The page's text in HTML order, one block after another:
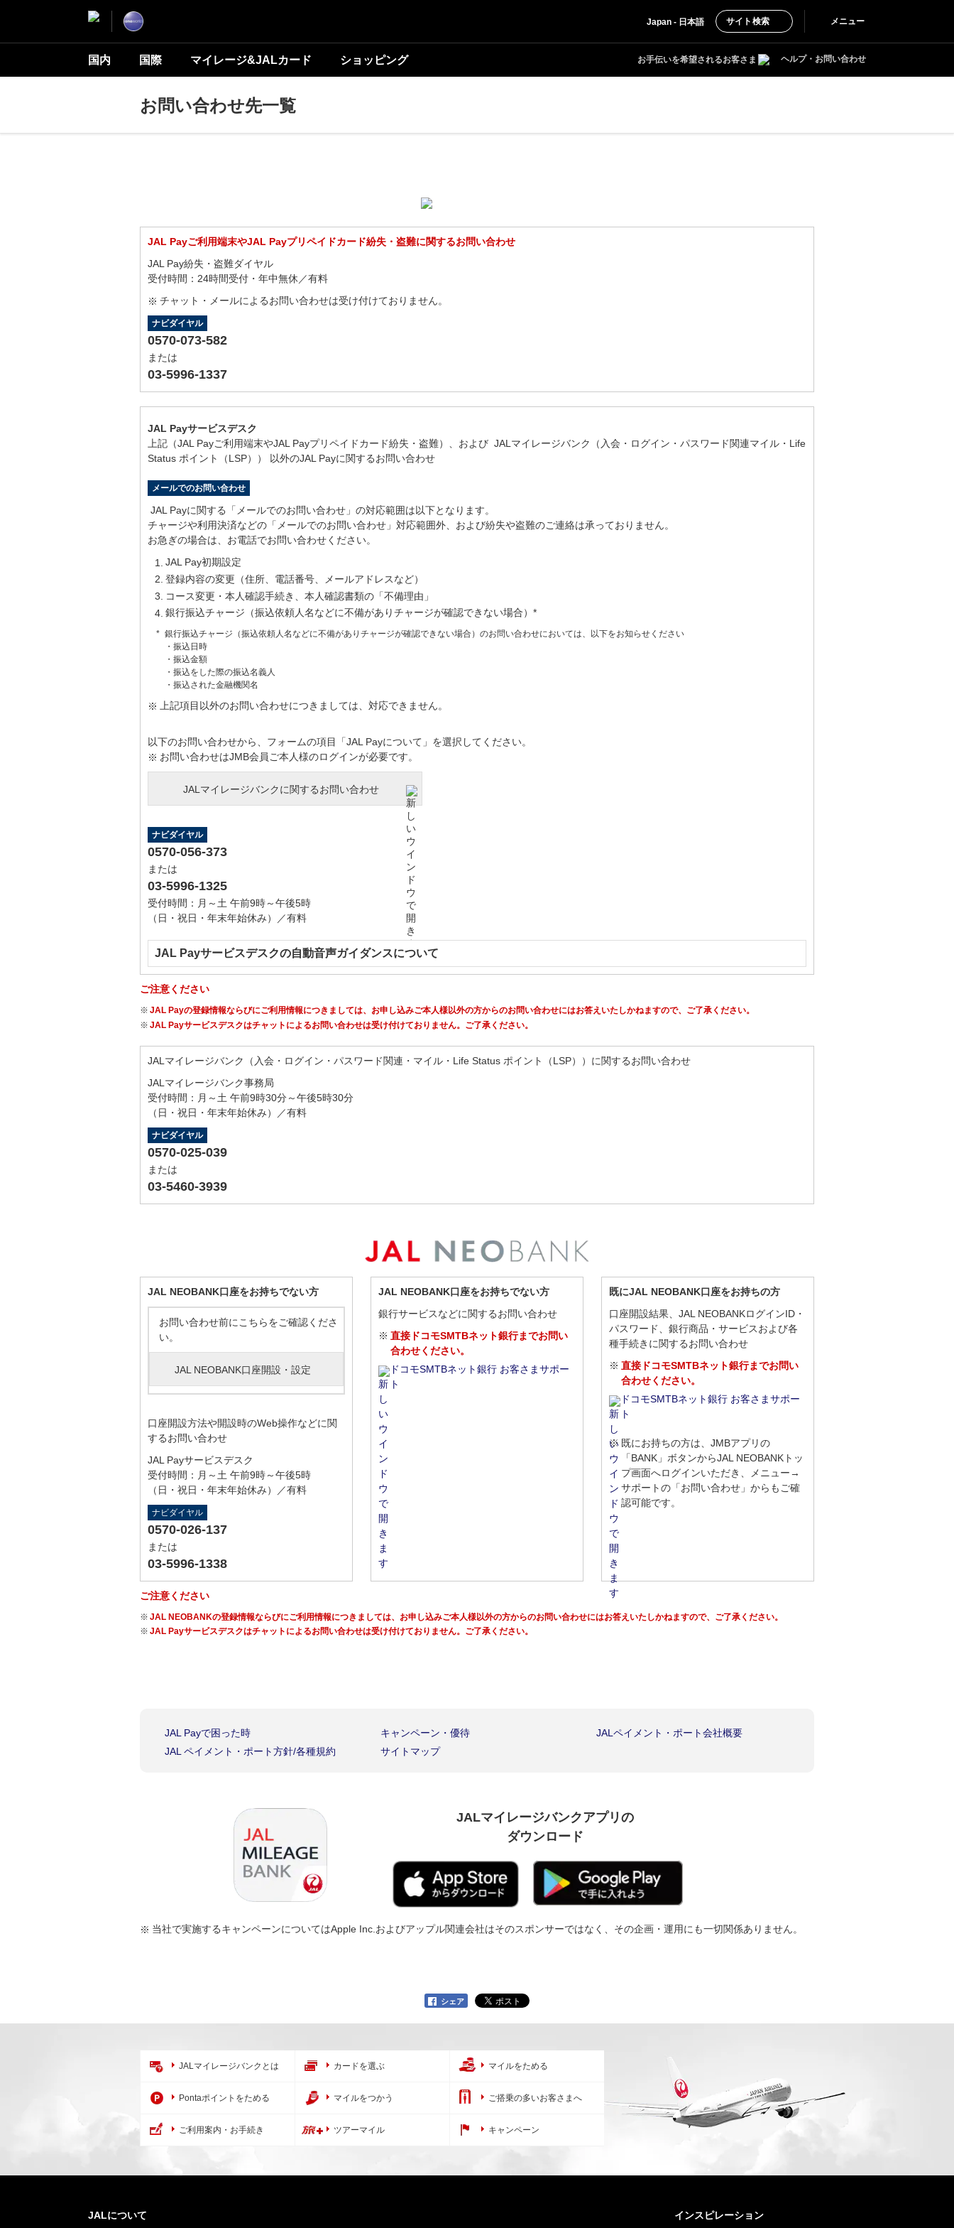
Japan - 日本語 サイト検索 メニュー
国内 国際 マイレージ&JALカード ショッピング お手伝いを希望されるお客さま ヘルプ・お問い合わせ
お問い合わせ先一覧
JAL Payご利用端末やJAL Payプリペイドカード紛失・盗難に関するお問い合わせ
JAL Pay紛失・盗難ダイヤル
受付時間：24時間受付・年中無休／有料
チャット・メールによるお問い合わせは受け付けておりません。
ナビダイヤル
0570-073-582
または
03-5996-1337
JAL Payサービスデスク
上記（JAL Payご利用端末やJAL Payプリペイドカード紛失・盗難）、および JALマイレージバンク（入会・ログイン・パスワード関連マイル・Life
Status ポイント（LSP）） 以外のJAL Payに関するお問い合わせ
メールでのお問い合わせ
JAL Payに関する「メールでのお問い合わせ」の対応範囲は以下となります。
チャージや利用決済などの「メールでのお問い合わせ」対応範囲外、および紛失や盗難のご連絡は承っておりません。
お急ぎの場合は、お電話でお問い合わせください。
JAL Pay初期設定
登録内容の変更（住所、電話番号、メールアドレスなど）
コース変更・本人確認手続き、本人確認書類の「不備理由」
銀行振込チャージ（振込依頼人名などに不備がありチャージが確認できない場合）*
銀行振込チャージ（振込依頼人名などに不備がありチャージが確認できない場合）のお問い合わせにおいては、以下をお知らせください
・振込日時
・振込金額
・振込をした際の振込名義人
・振込された金融機関名
上記項目以外のお問い合わせにつきましては、対応できません。
以下のお問い合わせから、フォームの項目「JAL Payについて」を選択してください。
お問い合わせはJMB会員ご本人様のログインが必要です。
JALマイレージバンクに関するお問い合わせ
ナビダイヤル
0570-056-373
または
03-5996-1325
受付時間：月～土 午前9時～午後5時
（日・祝日・年末年始休み）／有料
JAL Payサービスデスクの自動音声ガイダンスについて
ご注意ください
JAL Payの登録情報ならびにご利用情報につきましては、お申し込みご本人様以外の方からのお問い合わせにはお答えいたしかねますので、ご了承ください。
JAL Payサービスデスクはチャットによるお問い合わせは受け付けておりません。ご了承ください。
JALマイレージバンク（入会・ログイン・パスワード関連・マイル・Life Status ポイント（LSP））に関するお問い合わせ
JALマイレージバンク事務局
受付時間：月～土 午前9時30分～午後5時30分
（日・祝日・年末年始休み）／有料
ナビダイヤル
0570-025-039
または
03-5460-3939
JAL NEOBANK口座をお持ちでない方
お問い合わせ前にこちらをご確認くださ
い。
JAL NEOBANK口座開設・設定
口座開設方法や開設時のWeb操作などに関
するお問い合わせ
JAL Payサービスデスク
受付時間：月～土 午前9時～午後5時
（日・祝日・年末年始休み）／有料
ナビダイヤル
0570-026-137
または
03-5996-1338
JAL NEOBANK口座をお持ちでない方
銀行サービスなどに関するお問い合わせ
直接ドコモSMTBネット銀行までお問い
合わせください。
ドコモSMTBネット銀行 お客さまサポー
ト
既にJAL NEOBANK口座をお持ちの方
口座開設結果、JAL NEOBANKログインID・
パスワード、銀行商品・サービスおよび各
種手続きに関するお問い合わせ
直接ドコモSMTBネット銀行までお問い
合わせください。
ドコモSMTBネット銀行 お客さまサポー
ト
既にお持ちの方は、JMBアプリの
「BANK」ボタンからJAL NEOBANKトッ
プ画面へログインいただき、メニュー→
サポートの「お問い合わせ」からもご確
認可能です。
ご注意ください
JAL NEOBANKの登録情報ならびにご利用情報につきましては、お申し込みご本人様以外の方からのお問い合わせにはお答えいたしかねますので、ご了承ください。
JAL Payサービスデスクはチャットによるお問い合わせは受け付けておりません。ご了承ください。
JAL Payで困った時 キャンペーン・優待
JALペイメント・ポート会社概要
JAL ペイメント・ポート方針/各種規約
サイトマップ
JALマイレージバンクアプリの
ダウンロード
当社で実施するキャンペーンについてはApple Inc.およびアップル関連会社はそのスポンサーではなく、その企画・運用にも一切関係ありません。
シェア
JALマイレージバンクとは カードを選ぶ マイルをためる
Pontaポイントをためる マイルをつかう ご搭乗の多いお客さまへ
ご利用案内・お手続き ツアーマイル キャンペーン
JALについて インスピレーション